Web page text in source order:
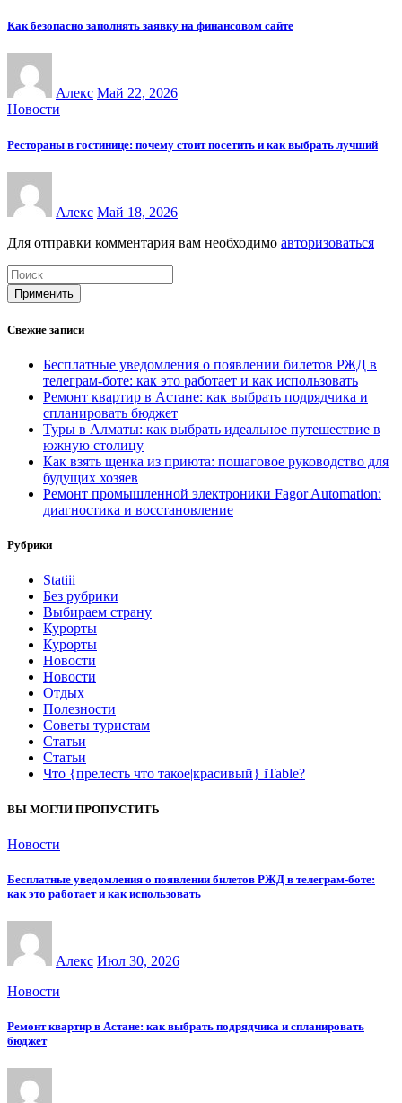
Как безопасно заполнять заявку на финансовом сайте
Алекс Май 22, 2026
Новости
Рестораны в гостинице: почему стоит посетить и как выбрать лучший
Алекс Май 18, 2026
Для отправки комментария вам необходимо авторизоваться
Применить
Свежие записи
Бесплатные уведомления о появлении билетов РЖД в
телеграм-боте: как это работает и как использовать
Ремонт квартир в Астане: как выбрать подрядчика и
спланировать бюджет
Туры в Алматы: как выбрать идеальное путешествие в
южную столицу
Как взять щенка из приюта: пошаговое руководство для
будущих хозяев
Ремонт промышленной электроники Fagor Automation:
диагностика и восстановление
Рубрики
Statiii
Без рубрики
Выбираем страну
Курорты
Курорты
Новости
Новости
Отдых
Полезности
Советы туристам
Статьи
Статьи
Что {прелесть что такое|красивый} iTable?
ВЫ МОГЛИ ПРОПУСТИТЬ
Новости
Бесплатные уведомления о появлении билетов РЖД в телеграм-боте:
как это работает и как использовать
Алекс Июл 30, 2026
Новости
Ремонт квартир в Астане: как выбрать подрядчика и спланировать
бюджет